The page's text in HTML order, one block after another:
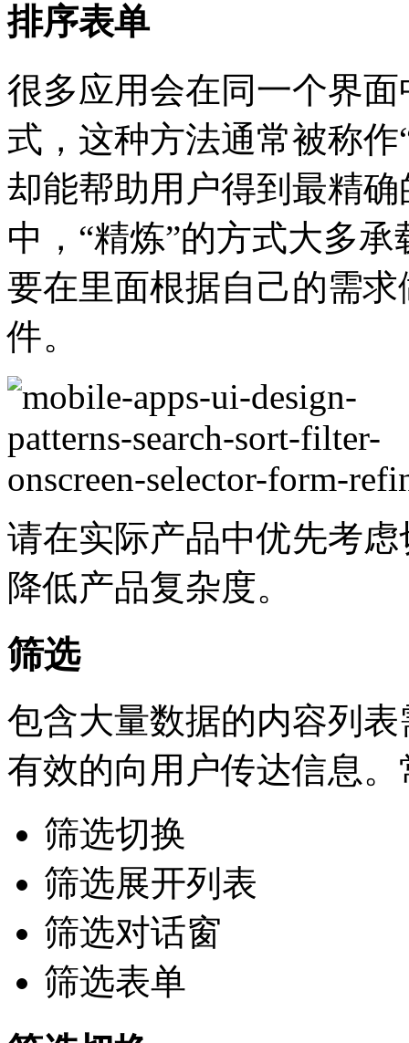
排序表单
很多应用会在同一个界
式，这种方法通常被称
却能帮助用户得到最精
中，“精炼”的方式大多
要在里面根据自己的需
件。
请在实际产品中优先考
降低产品复杂度。
筛选
包含大量数据的内容列
有效的向用户传达信息
筛选切换
筛选展开列表
筛选对话窗
筛选表单